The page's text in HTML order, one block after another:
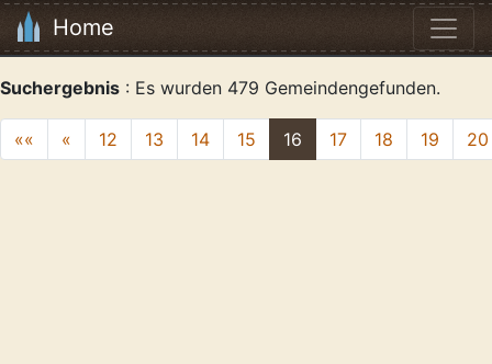
Home
Suchergebnis : Es wurden 479 Gemeindengefunden.
«« « 12 13 14 15 16 17 18 19 20